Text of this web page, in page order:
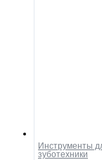
Инструменты
зуботехники